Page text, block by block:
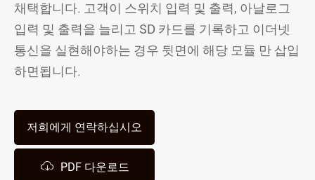
채택합니다. 고객이 스위치 입력 및 출력, 아날로그
입력 및 출력을 늘리고 SD 카드를 기록하고 이더넷
통신을 실현해야하는 경우 뒷면에 해당 모듈 만 삽입
하면됩니다.
저희에게 연락하십시오
 PDF 다운로드